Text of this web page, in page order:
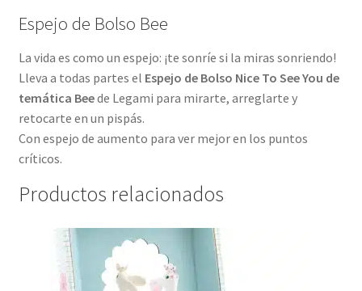
Espejo de Bolso Bee
La vida es como un espejo: ¡te sonríe si la miras sonriendo!
Lleva a todas partes el Espejo de Bolso Nice To See You de
temática Beede Legami para mirarte, arreglarte y
retocarte en un pispás.
Con espejo de aumento para ver mejor en los puntos
críticos.
Productos relacionados